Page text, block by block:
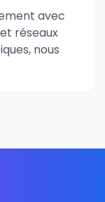
avec
réseaux
nous